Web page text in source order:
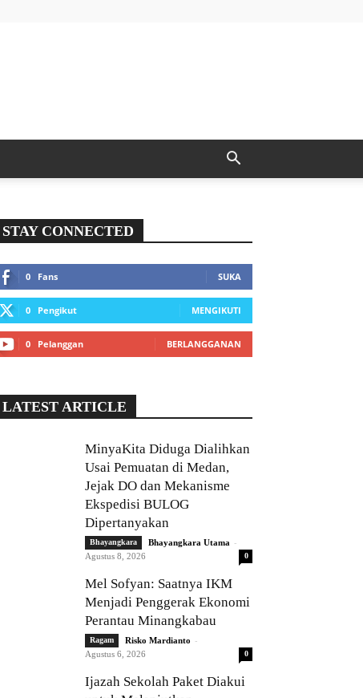
STAY CONNECTED
0 Fans SUKA
0 Pengikut MENGIKUTI
0 Pelanggan BERLANGGANAN
LATEST ARTICLE
MinyaKita Diduga Dialihkan
Usai Pemuatan di Medan,
Jejak DO dan Mekanisme
Ekspedisi BULOG
Dipertanyakan
Bhayangkara Bhayangkara Utama -
Agustus 8, 2026 0
Mel Sofyan: Saatnya IKM
Menjadi Penggerak Ekonomi
Perantau Minangkabau
Ragam Risko Mardianto -
Agustus 6, 2026 0
Ijazah Sekolah Paket Diakui